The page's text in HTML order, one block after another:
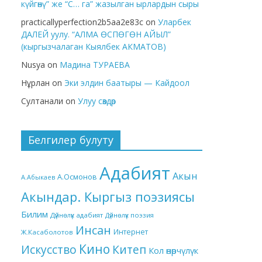
күйгөнү” же “С… га” жазылган ырлардын сыры
practicallyperfection2b5aa2e83c on Уларбек
ДАЛЕЙ уулу. “АЛМА ӨСПӨГӨН АЙЫЛ”
(кыргызчалаган Кыялбек АКМАТОВ)
Nusya on Мадина ТУРАЕВА
Нұрлан on Эки элдин баатыры — Кайдоол
Султанали on Улуу сөздөр
Белгилер булуту
А.Абыкаев А.Осмонов Адабият Акын
Акындар. Кыргыз поэзиясы
Билим Дүйнөлүк адабият Дүйнөлүк поэзия
Ж.Касаболотов Инсан Интернет
Искусство Кино Китеп Кол өнөрчүлүк